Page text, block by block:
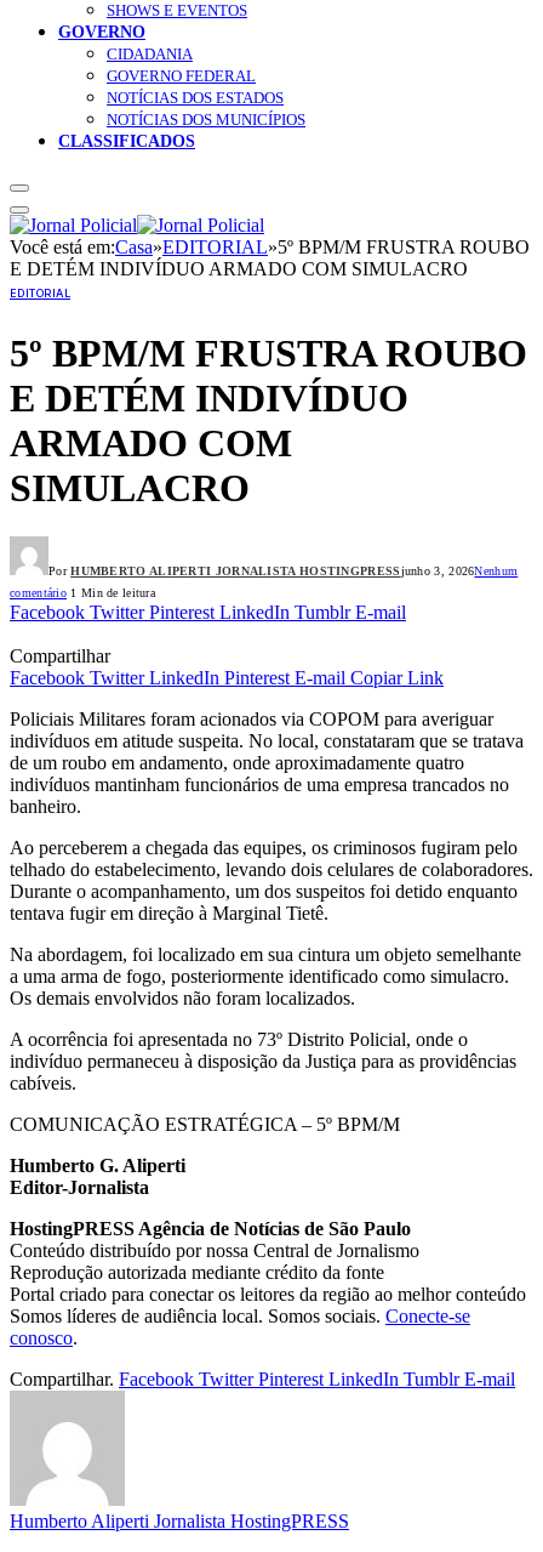
SHOWS E EVENTOS
GOVERNO
CIDADANIA
GOVERNO FEDERAL
NOTÍCIAS DOS ESTADOS
NOTÍCIAS DOS MUNICÍPIOS
CLASSIFICADOS
Você está em:Casa»EDITORIAL»5º BPM/M FRUSTRA ROUBO
E DETÉM INDIVÍDUO ARMADO COM SIMULACRO
EDITORIAL
5º BPM/M FRUSTRA ROUBO
E DETÉM INDIVÍDUO
ARMADO COM
SIMULACRO
Por HUMBERTO ALIPERTI JORNALISTA HOSTINGPRESSjunho 3, 2026Nenhum
comentário 1 Min de leitura
Facebook Twitter Pinterest LinkedIn Tumblr E-mail
Compartilhar
Facebook Twitter LinkedIn Pinterest E-mail Copiar Link
Policiais Militares foram acionados via COPOM para averiguar
indivíduos em atitude suspeita. No local, constataram que se tratava
de um roubo em andamento, onde aproximadamente quatro
indivíduos mantinham funcionários de uma empresa trancados no
banheiro.
Ao perceberem a chegada das equipes, os criminosos fugiram pelo
telhado do estabelecimento, levando dois celulares de colaboradores.
Durante o acompanhamento, um dos suspeitos foi detido enquanto
tentava fugir em direção à Marginal Tietê.
Na abordagem, foi localizado em sua cintura um objeto semelhante
a uma arma de fogo, posteriormente identificado como simulacro.
Os demais envolvidos não foram localizados.
A ocorrência foi apresentada no 73º Distrito Policial, onde o
indivíduo permaneceu à disposição da Justiça para as providências
cabíveis.
COMUNICAÇÃO ESTRATÉGICA – 5º BPM/M
Humberto G. Aliperti
Editor-Jornalista
HostingPRESS Agência de Notícias de São Paulo
Conteúdo distribuído por nossa Central de Jornalismo
Reprodução autorizada mediante crédito da fonte
Portal criado para conectar os leitores da região ao melhor conteúdo
Somos líderes de audiência local. Somos sociais. Conecte-se
conosco.
Compartilhar. Facebook Twitter Pinterest LinkedIn Tumblr E-mail
Humberto Aliperti Jornalista HostingPRESS